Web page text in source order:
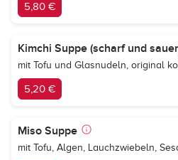
5,80 €
Kimchi Suppe (scharf und
mit Tofu und Glasnudeln, original
5,20 €
Miso Suppe
mit Tofu, Algen, Lauchzwiebeln,